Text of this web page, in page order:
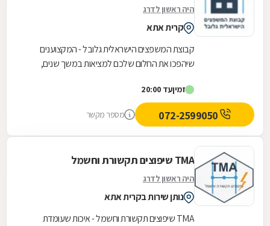
היה ראשון לדרג
קרית אתא
קבוצת המשפצים הישראלית גלובל - המקצוענים
שיהפכו את החלום שלכם למציאות במשך שנים,
השיפוצים...
זמיןעד 20:00
מספר מקשר
TMA שיפוצים תקשורת וחשמל
היה ראשון לדרג
נותן שירות בקרית אתא
TMA שיפוצים תקשורת וחשמל - איכות שעומדת